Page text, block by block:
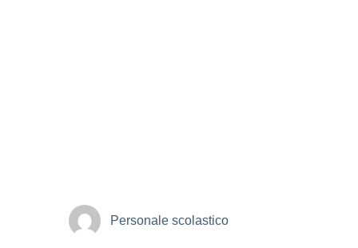
Personale scolastico